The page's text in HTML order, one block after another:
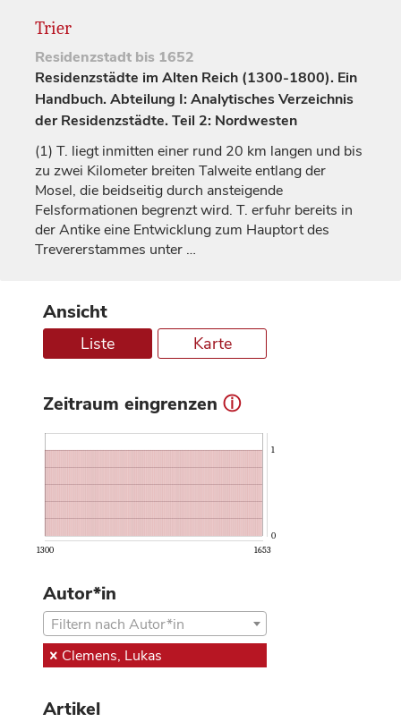
Trier
Residenzstadt bis 1652
Residenzstädte im Alten Reich (1300-1800). Ein
Handbuch. Abteilung I: Analytisches Verzeichnis
der Residenzstädte. Teil 2: Nordwesten
(1) T. liegt inmitten einer rund 20 km langen und bis
zu zwei Kilometer breiten Talweite entlang der
Mosel, die beidseitig durch ansteigende
Felsformationen begrenzt wird. T. erfuhr bereits in
der Antike eine Entwicklung zum Hauptort des
Trevererstammes unter …
Ansicht
Liste Karte
Zeitraum eingrenzen ⓘ
1300 1653
0
1
Autor*in
Filtern nach Autor*in
Clemens, Lukas
Artikel